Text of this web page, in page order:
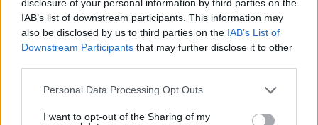
disclosure of your personal information by third parties on the
IAB’s list of downstream participants. This information may
also be disclosed by us to third parties on the IAB’s List of
Downstream Participants that may further disclose it to other
Please note that this website/app uses one or more Google
not limited to your visit or usage behaviour. You may click to
Personal Data Processing Opt Outs
I want to opt-out of the Sharing of my